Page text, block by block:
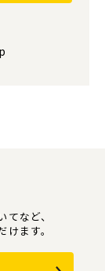
など、
ます。